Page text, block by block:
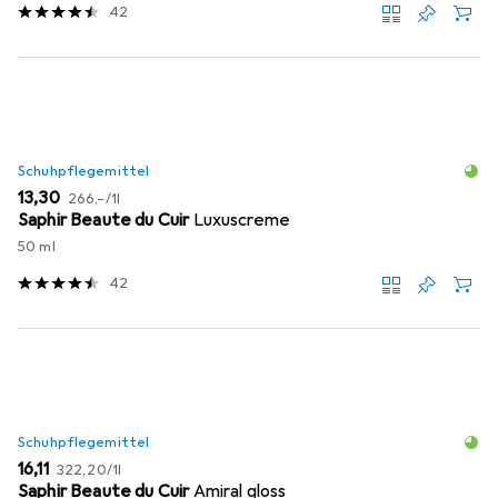
42
Schuhpflegemittel
EUR
13,30 EUR
266,–/1l
Saphir Beaute du Cuir Luxuscreme
50 ml
42
Schuhpflegemittel
EUR
16,11 EUR
322,20/1l
Saphir Beaute du CuirAmiral gloss